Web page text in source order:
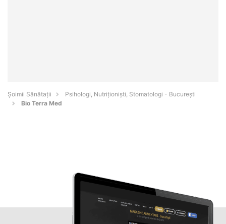
Şoimii Sănătații
Psihologi, Nutriționiști, Stomatologi - Bucureşti
Bio Terra Med